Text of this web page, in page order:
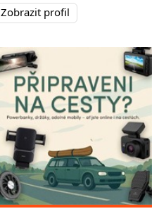
Zobrazit profil